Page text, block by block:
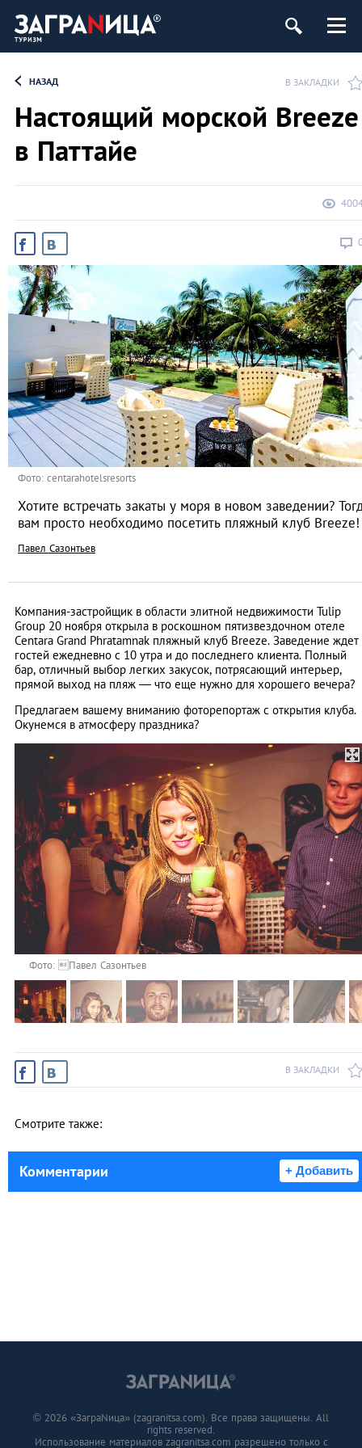
НАЗАД В ЗАКЛАДКИ
Настоящий морской Breeze
в Паттайе
Фото: centarahotelsresorts
Хотите встречать закаты у моря в новом заведении?
вам просто необходимо посетить пляжный клуб Breeze!
Павел Сазонтьев
Компания-застройщик в области элитной недвижимости Tulip
Group 20 ноября открыла в роскошном пятизвездочном отеле
Centara Grand Phratamnak пляжный клуб Breeze. Заведение ждет
гостей ежедневно с 10 утра и до последнего клиента. Полный
бар, отличный выбор легких закусок, потрясающий интерьер,
прямой выход на пляж ― что еще нужно для хорошего вечера?
Предлагаем вашему вниманию фоторепортаж с открытия клуба.
Окунемся в атмосферу праздника?
Фото: Павел Сазонтьев
В ЗАКЛАДКИ
Смотрите также:
Комментарии + Добавить
© 2026 «ЗаграNица» (zagranitsa.com). Все права защищены. All
rights reserved.
Использование материалов zagranitsa.com разрешено только с